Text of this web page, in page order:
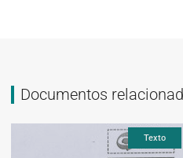
Documentos
Texto